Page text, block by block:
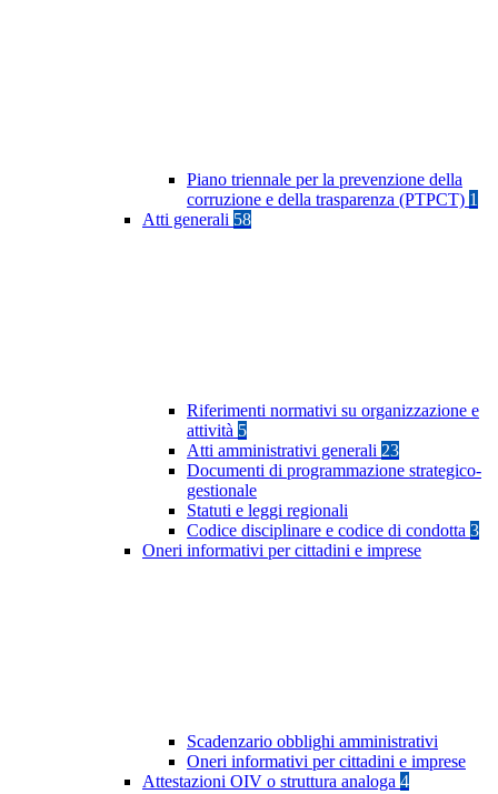
Piano triennale per la prevenzione della
corruzione e della trasparenza (PTPCT) 1
Atti generali 58
Riferimenti normativi su organizzazione e
attività 5
Atti amministrativi generali 23
Documenti di programmazione strategico-
gestionale
Statuti e leggi regionali
Codice disciplinare e codice di condotta 3
Oneri informativi per cittadini e imprese
Scadenzario obblighi amministrativi
Oneri informativi per cittadini e imprese
Attestazioni OIV o struttura analoga 4